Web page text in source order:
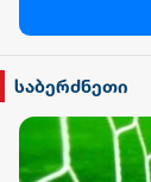
სილქ
TV
საბერძნეთი